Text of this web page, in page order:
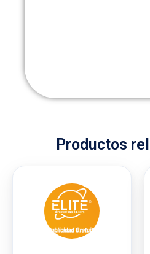
Productos